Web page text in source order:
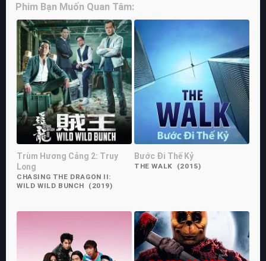
Phim Bạn Muốn Quan Tâm:
Trùm Hương Cảng 2: Truy
Long
CHASING THE DRAGON II:
WILD WILD BUNCH (2019)
Bước Đi Thế Kỷ
THE WALK (2015)